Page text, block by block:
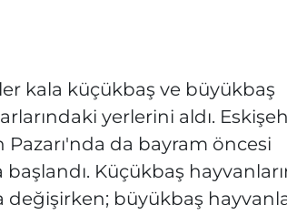
kala küçükbaş ve büyükbaş
yerlerini aldı.
da bayram öncesi
Küçükbaş
değişirken; büyükbaş